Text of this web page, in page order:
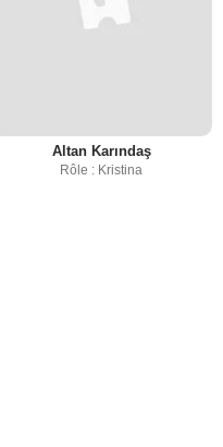
Altan Karındaş
Rôle : Kristina